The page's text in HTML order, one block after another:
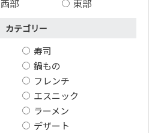
西部 東部
カテゴリー
寿司
鍋もの
フレンチ
エスニック
ラーメン
デザート